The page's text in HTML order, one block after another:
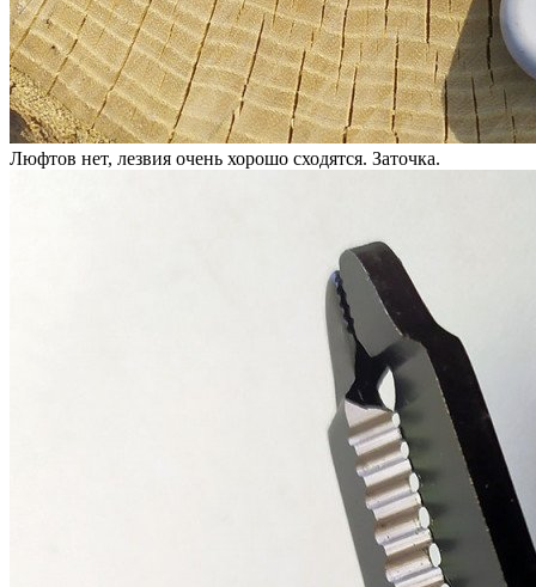
Люфтов нет, лезвия очень хорошо сходятся. Заточка.